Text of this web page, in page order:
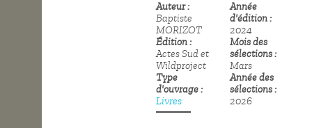
Auteur
Baptiste
MORIZOT
Édition
Actes Sud et
Wildproject
Type
d'ouvrage
Livres
Année
d'édition
2024
Mois des
sélections
Mars
Année des
sélections
2026